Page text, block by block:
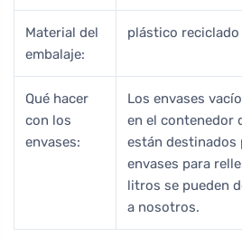
Material del
embalaje:
plástico
Qué hacer
con los
envases:
Los envases
en el contenedor
están destinados
envases para
litros se pueden
a nosotros.